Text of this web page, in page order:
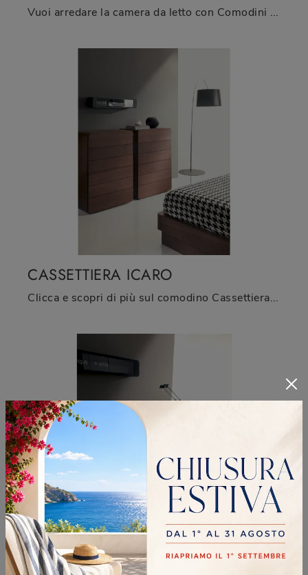
Vuoi arredare la camera da letto con Comodini e mobili con cassetti di Fimar? Ti presentiamo il modello Cassettiera Line in legno per spazi moderni.
CASSETTIERA ICARO
Clicca e scopri di più sul comodino Cassettiera Icaro: Comodini e cassettiere di Fimar sono ideali per spazi design.
COMÒ ICARO